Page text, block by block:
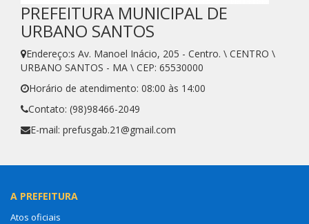
PREFEITURA MUNICIPAL DE
URBANO SANTOS
Endereço:s Av. Manoel Inácio, 205 - Centro. \ CENTRO \
URBANO SANTOS - MA \ CEP: 65530000
Horário de atendimento: 08:00 às 14:00
Contato: (98)98466-2049
E-mail: prefusgab.21@gmail.com
A PREFEITURA
Atos oficiais